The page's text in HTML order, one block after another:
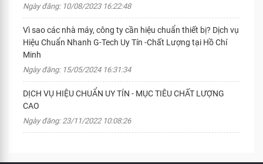
Ngày đăng: 10/08/2023 16:22:48
Vì sao các nhà máy, công ty cần hiệu chuẩn thiết bị? Dịch vụ
Hiệu Chuẩn Nhanh G-Tech Uy Tín -Chất Lượng tại Hồ Chí
Minh
Ngày đăng: 15/05/2024 16:31:34
DỊCH VỤ HIỆU CHUẨN UY TÍN - MỤC TIÊU CHẤT LƯỢNG
CAO
Ngày đăng: 23/11/2022 10:08:26